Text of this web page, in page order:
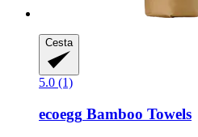
Cesta
5.0 (1)
ecoegg Bamboo Towels